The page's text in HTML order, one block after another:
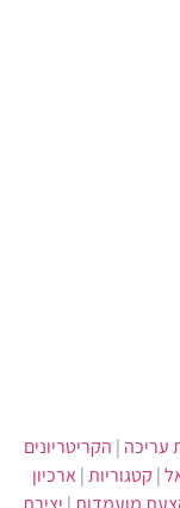
עריכה | הקריטריונים
| קטגוריות| ארכיון